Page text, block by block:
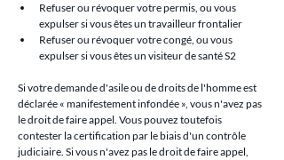
Refuser ou révoquer votre permis, ou vous
expulser si vous êtes un travailleur frontalier
Refuser ou révoquer votre congé, ou vous
expulser si vous êtes un visiteur de santé S2
Si votre demande d'asile ou de droits de l'homme est
déclarée « manifestement infondée », vous n'avez pas
le droit de faire appel. Vous pouvez toutefois
contester la certification par le biais d'un contrôle
judiciaire. Si vous n'avez pas le droit de faire appel,